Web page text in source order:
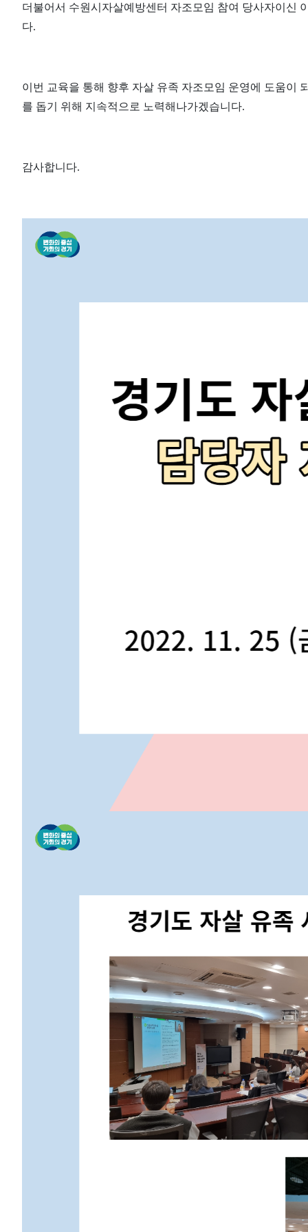
더불어서 수원시자살예방센터 자조모임 참여 당사자이신
다.
이번 교육을 통해 향후 자살 유족 자조모임 운영에 도움이
를 돕기 위해 지속적으로 노력해나가겠습니다.
감사합니다.